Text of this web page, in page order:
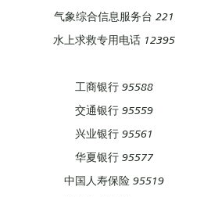
气象综合信息服务台 221
水上求救专用电话 12395
工商银行 95588
交通银行 95559
兴业银行 95561
华夏银行 95577
中国人寿保险 95519